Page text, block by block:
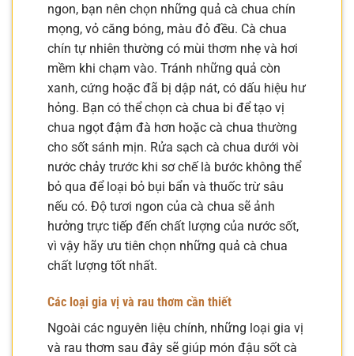
ngon, bạn nên chọn những quả cà chua chín
mọng, vỏ căng bóng, màu đỏ đều. Cà chua
chín tự nhiên thường có mùi thơm nhẹ và hơi
mềm khi chạm vào. Tránh những quả còn
xanh, cứng hoặc đã bị dập nát, có dấu hiệu hư
hỏng. Bạn có thể chọn cà chua bi để tạo vị
chua ngọt đậm đà hơn hoặc cà chua thường
cho sốt sánh mịn. Rửa sạch cà chua dưới vòi
nước chảy trước khi sơ chế là bước không thể
bỏ qua để loại bỏ bụi bẩn và thuốc trừ sâu
nếu có. Độ tươi ngon của cà chua sẽ ảnh
hưởng trực tiếp đến chất lượng của nước sốt,
vì vậy hãy ưu tiên chọn những quả cà chua
chất lượng tốt nhất.
Các loại gia vị và rau thơm cần thiết
Ngoài các nguyên liệu chính, những loại gia vị
và rau thơm sau đây sẽ giúp món đậu sốt cà